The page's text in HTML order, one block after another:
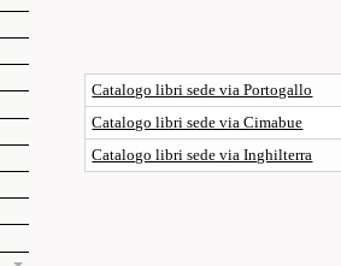
Catalogo libri sede via Portogallo
Catalogo libri sede via Cimabue
Catalogo libri sede via Inghilterra